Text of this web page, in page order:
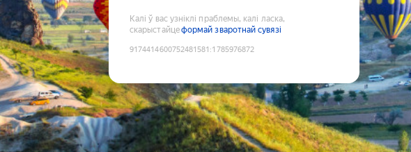
Калі ў вас узніклі праблемы, калі ласка,
скарыстайцеформай зваротнай сувязі
9174414600752481581 :1785976872